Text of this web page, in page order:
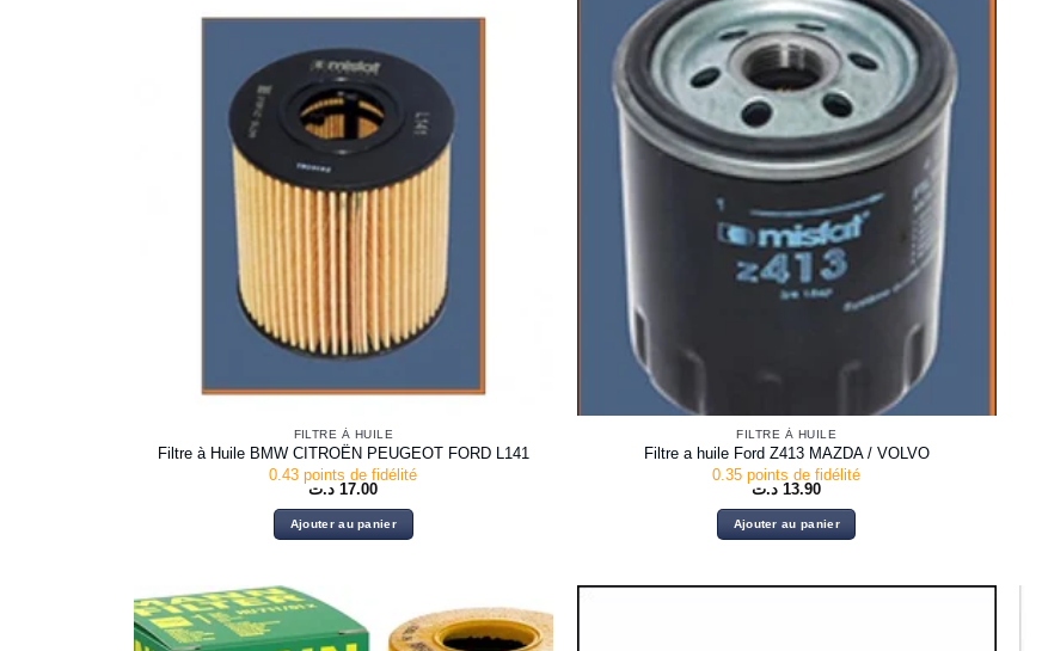
FILTRE À HUILE
Filtre à Huile BMW CITROËN PEUGEOT FORD L141
0.43 points de fidélité
17.00 د.ت
Ajouter au panier
FILTRE À HUILE
Filtre a huile Ford Z413 MAZDA / VOLVO
0.35 points de fidélité
13.90 د.ت
Ajouter au panier